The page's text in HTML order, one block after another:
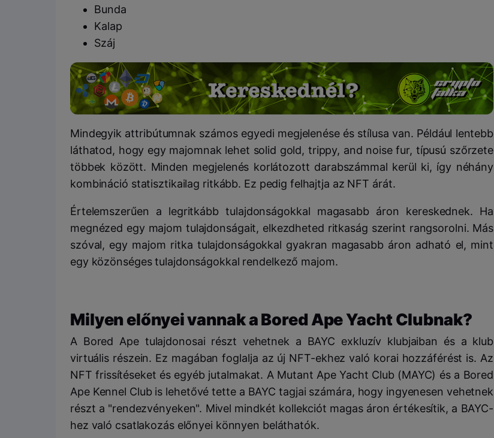
Bunda
Kalap
Száj
Mindegyik attribútumnak számos egyedi megjelenése és stílusa van. Például lentebb
láthatod, hogy egy majomnak lehet solid gold, trippy, and noise fur, típusú szőrzete
többek között. Minden megjelenés korlátozott darabszámmal kerül ki, így néhány
kombináció statisztikailag ritkább. Ez pedig felhajtja az NFT árát.
Értelemszerűen a legritkább tulajdonságokkal magasabb áron kereskednek. Ha
megnézed egy majom tulajdonságait, elkezdheted ritkaság szerint rangsorolni. Más
szóval, egy majom ritka tulajdonságokkal gyakran magasabb áron adható el, mint
egy közönséges tulajdonságokkal rendelkező majom.
Milyen előnyei vannak a Bored Ape Yacht Clubnak?
A Bored Ape tulajdonosai részt vehetnek a BAYC exkluzív klubjaiban és a klub
virtuális részein. Ez magában foglalja az új NFT-ekhez való korai hozzáférést is. Az
NFT frissítéseket és egyéb jutalmakat. A Mutant Ape Yacht Club (MAYC) és a Bored
Ape Kennel Club is lehetővé tette a BAYC tagjai számára, hogy ingyenesen vehetnek
részt a "rendezvényeken". Mivel mindkét kollekciót magas áron értékesítik, a BAYC-
hez való csatlakozás előnyei könnyen beláthatók.